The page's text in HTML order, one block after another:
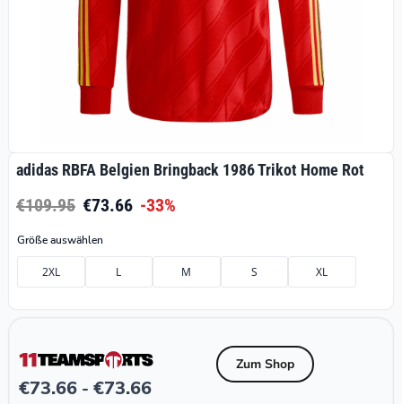
adidas RBFA Belgien Bringback 1986 Trikot Home Rot
€109.95 €73.66 -33%
Größe auswählen
2XL L M S XL
€73.66 - €73.66
Zum Shop